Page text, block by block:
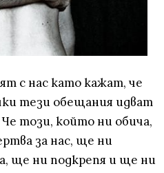
с нас като кажат, че
тези обещания идват
този, който ни обича,
за нас, ще ни
ще ни подкрепя и ще ни